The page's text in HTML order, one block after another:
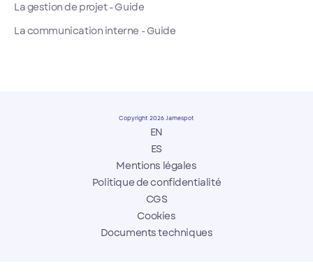
La gestion de projet - Guide
La communication interne - Guide
Copyright 2026 Jamespot
EN
ES
Mentions légales
Politique de confidentialité
CGS
Cookies
Documents techniques